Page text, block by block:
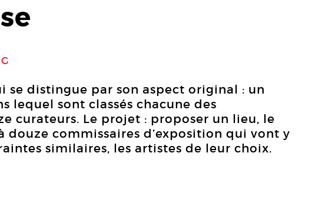
se distingue par son aspect original : un
lequel sont classés chacune des
curateurs. Le projet : proposer un lieu, le
douze commissaires d’exposition qui vont y
similaires, les artistes de leur choix.